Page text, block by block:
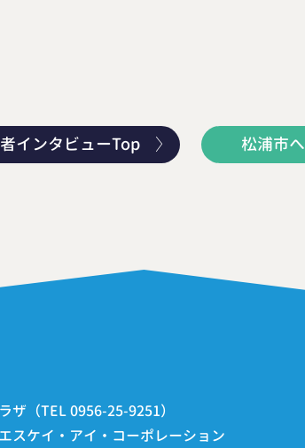
インタビューTop 松浦市へ
ザ（TEL 0956-25-9251）
スケイ・アイ・コーポレーション